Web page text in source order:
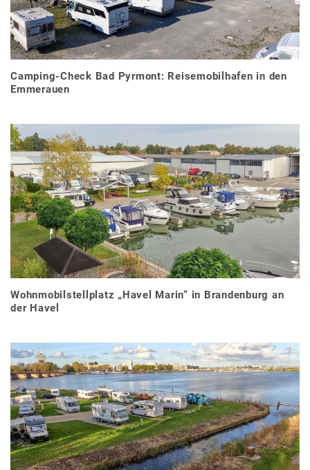
Camping-Check Bad Pyrmont: Reisemobilhafen in den
Emmerauen
Wohnmobilstellplatz „Havel Marin“ in Brandenburg an
der Havel